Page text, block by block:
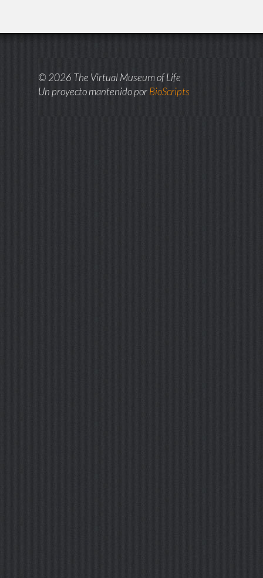
© 2026 The Virtual Museum of Life
Un proyecto mantenido porBioScripts